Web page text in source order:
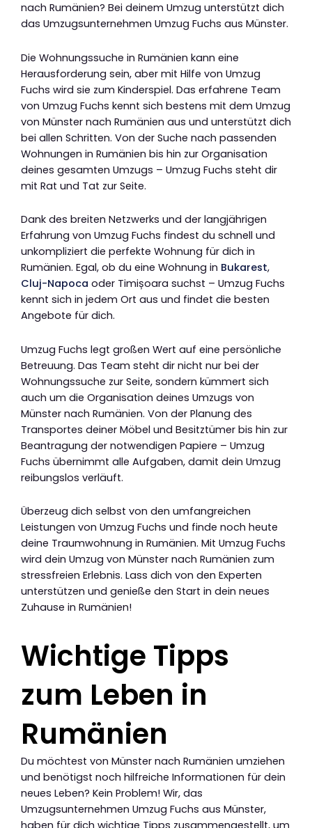
nach Rumänien? Bei deinem Umzug unterstützt dich
das Umzugsunternehmen Umzug Fuchs aus Münster.
Die Wohnungssuche in Rumänien kann eine
Herausforderung sein, aber mit Hilfe von Umzug
Fuchs wird sie zum Kinderspiel. Das erfahrene Team
von Umzug Fuchs kennt sich bestens mit dem Umzug
von Münster nach Rumänien aus und unterstützt dich
bei allen Schritten. Von der Suche nach passenden
Wohnungen in Rumänien bis hin zur Organisation
deines gesamten Umzugs – Umzug Fuchs steht dir
mit Rat und Tat zur Seite.
Dank des breiten Netzwerks und der langjährigen
Erfahrung von Umzug Fuchs findest du schnell und
unkompliziert die perfekte Wohnung für dich in
Rumänien. Egal, ob du eine Wohnung in Bukarest,
Cluj-Napoca oder Timișoara suchst – Umzug Fuchs
kennt sich in jedem Ort aus und findet die besten
Angebote für dich.
Umzug Fuchs legt großen Wert auf eine persönliche
Betreuung. Das Team steht dir nicht nur bei der
Wohnungssuche zur Seite, sondern kümmert sich
auch um die Organisation deines Umzugs von
Münster nach Rumänien. Von der Planung des
Transportes deiner Möbel und Besitztümer bis hin zur
Beantragung der notwendigen Papiere – Umzug
Fuchs übernimmt alle Aufgaben, damit dein Umzug
reibungslos verläuft.
Überzeug dich selbst von den umfangreichen
Leistungen von Umzug Fuchs und finde noch heute
deine Traumwohnung in Rumänien. Mit Umzug Fuchs
wird dein Umzug von Münster nach Rumänien zum
stressfreien Erlebnis. Lass dich von den Experten
unterstützen und genieße den Start in dein neues
Zuhause in Rumänien!
Wichtige Tipps
zum Leben in
Rumänien
Du möchtest von Münster nach Rumänien umziehen
und benötigst noch hilfreiche Informationen für dein
neues Leben? Kein Problem! Wir, das
Umzugsunternehmen Umzug Fuchs aus Münster,